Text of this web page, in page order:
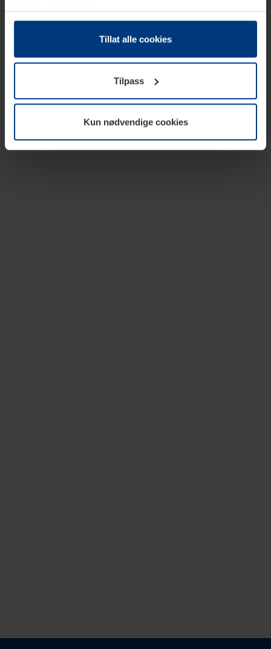
bruk av tjenestene.
Etter loven kan vi lagre informasjonskapsler på din
datamaskin, hvis disse er absolutt nødvendig for drift av
trenger vi din tillatelse. Du kan når som helst endre eller
tilbakekalle ditt samtykke i forklaringen av
informasjonskapselen på sidenPersonvernerklæringpå
Tillat alle cookies
Tilpass
Kun nødvendige cookies